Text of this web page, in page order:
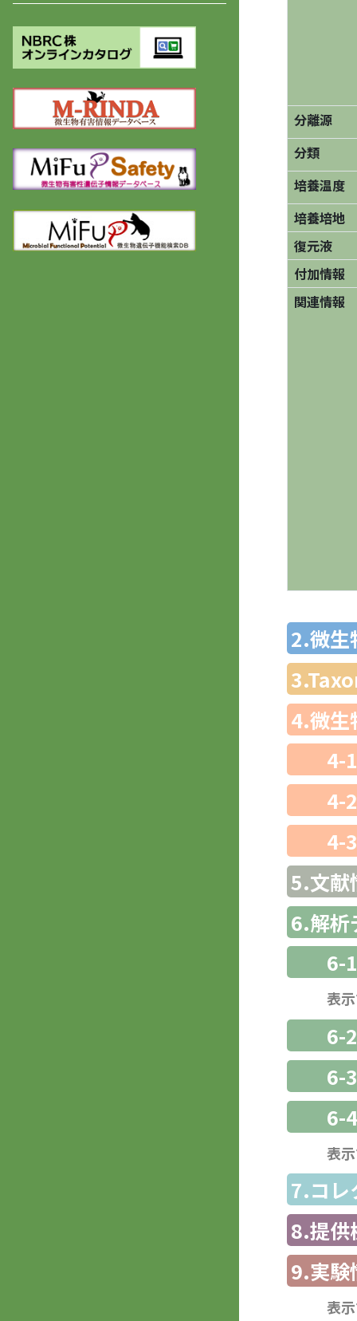
分離源
分類
培養温度
培養培地
復元液
付加情報
関連情報
2.微生
4.微生
4-
4-
4-
5.文献
6.解析
6-
表
6-
6-
6-
表
7.コレ
8.提供
9.実験
表